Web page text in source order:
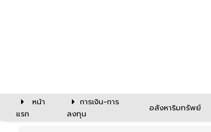
หน้า
แรก
การเงิน-การ
ลงทุน
อสังหาริมทรัพย์